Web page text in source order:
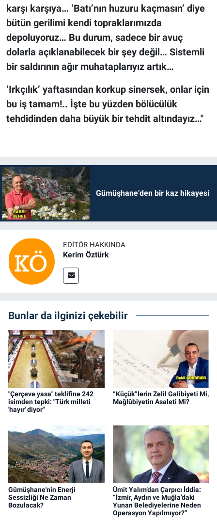
karşı karşıya… ‘Batı’nın huzuru kaçmasın’ diye
bütün gerilimi kendi topraklarımızda
depoluyoruz… Bu durum, sadece bir avuç
dolarla açıklanabilecek bir şey değil… Sistemli
bir saldırının ağır muhataplarıyız artık…
‘Irkçılık’ yaftasından korkup sinersek, onlar için
bu iş tamam!.. İşte bu yüzden bölücülük
tehdidinden daha büyük bir tehdit altındayız…"
Gümüşhane’den bir kaz hikayesi
EDITÖR HAKKINDA
Kerim Öztürk
Bunlar da ilginizi çekebilir
"Çerçeve yasa" teklifine 242
isimden tepki: "Türk milleti
'hayır' diyor"
“Küçük”lerin Zelil Galibiyeti Mi,
Mağlûbiyetin Asaleti Mi?
Gümüşhane'nin Enerji
Sessizliği Ne Zaman
Bozulacak?
Ümit Yalım’dan Çarpıcı İddia:
“İzmir, Aydın ve Muğla’daki
Yunan Belediyelerine Neden
Operasyon Yapılmıyor?”